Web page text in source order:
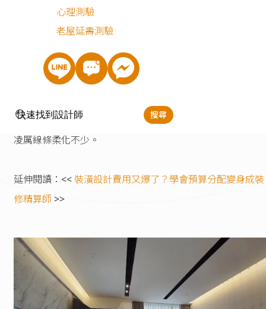
心理測驗
老屋延壽測驗
搜尋
代風的奢華感，機上盒等機器則安排在電視牆下方的凹洞，
以稍微隱去雜亂的線條；天花板利用黑色的凹槽增加空間中
的間接燈光則帶來了些許居家的感覺，將現代風透天宅設計
凌厲線條柔化不少。
延伸閱讀：<<裝潢設計費用又爆了？學會預算分配變身成裝
修精算師 >>